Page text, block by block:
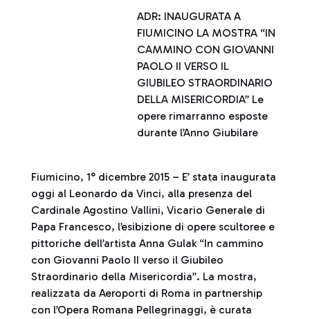
ADR: INAUGURATA A
FIUMICINO LA MOSTRA “IN
CAMMINO CON GIOVANNI
PAOLO II VERSO IL
GIUBILEO STRAORDINARIO
DELLA MISERICORDIA” Le
opere rimarranno esposte
durante l’Anno Giubilare
Fiumicino, 1° dicembre 2015 – E’ stata inaugurata
oggi al Leonardo da Vinci, alla presenza del
Cardinale Agostino Vallini, Vicario Generale di
Papa Francesco, l’esibizione di opere scultoree e
pittoriche dell’artista Anna Gulak “In cammino
con Giovanni Paolo II verso il Giubileo
Straordinario della Misericordia”. La mostra,
realizzata da Aeroporti di Roma in partnership
con l’Opera Romana Pellegrinaggi, è curata